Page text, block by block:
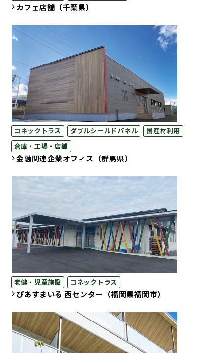
カフェ店舗（千葉県）
コネックトラス ダブルシールドパネル
国産材利用
倉庫・工場・店舗
金融関連企業オフィス（群馬県）
老健・児童施設 コネックトラス
ぴあすまいる 西センター（福岡県福岡市）